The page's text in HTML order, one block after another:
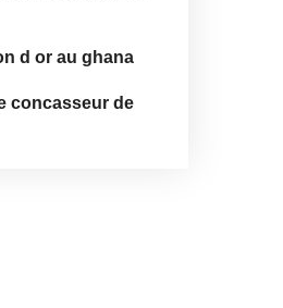
d or au ghana
concasseur de